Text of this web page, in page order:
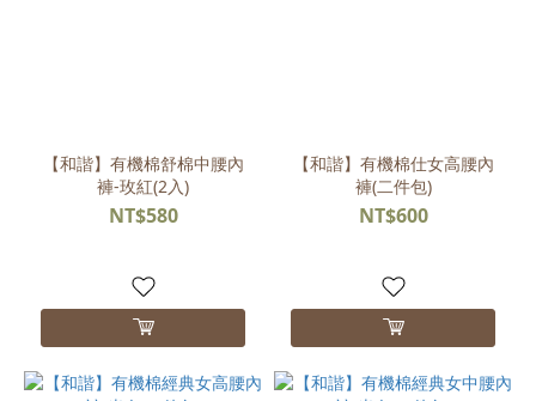
【和諧】有機棉舒棉中腰內
褲-玫紅(2入)
NT$580
【和諧】有機棉仕女高腰內
褲(二件包)
NT$600